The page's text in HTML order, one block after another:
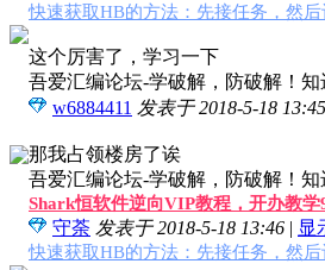
快速获取HB的方法：先接任务，然
这个厉害了，学习一下
吾爱汇编论坛-学破解，防破解！
w6884411 发表于 2018-5-18 13:45
那我占领楼房了诶
吾爱汇编论坛-学破解，防破解！
Shark恒软件逆向VIP教程，开办教
守荼 发表于 2018-5-18 13:46 | 显
快速获取HB的方法：先接任务，然